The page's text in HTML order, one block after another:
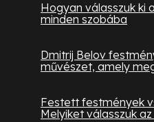
Hogyan válasszuk ki
minden szobába
Dmitrij Belov
művészet, amely
Festett festmények
Melyiket válasszuk